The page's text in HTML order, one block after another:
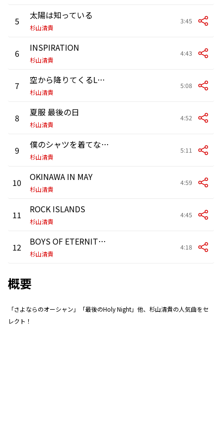
5 太陽は知っている
杉山清貴
3:45
6 INSPIRATION
杉山清貴
4:43
7 空から降りてくるLONELINESS
杉山清貴
5:08
8 夏服 最後の日
杉山清貴
4:52
9 僕のシャツを着てなさい
杉山清貴
5:11
10 OKINAWA IN MAY
杉山清貴
4:59
11 ROCK ISLANDS
杉山清貴
4:45
12 BOYS OF ETERNITY〜永遠の少年達〜
杉山清貴
4:18
概要
「さよならのオーシャン」「最後のHoly Night」他、杉山清貴の人気曲をセ
レクト！